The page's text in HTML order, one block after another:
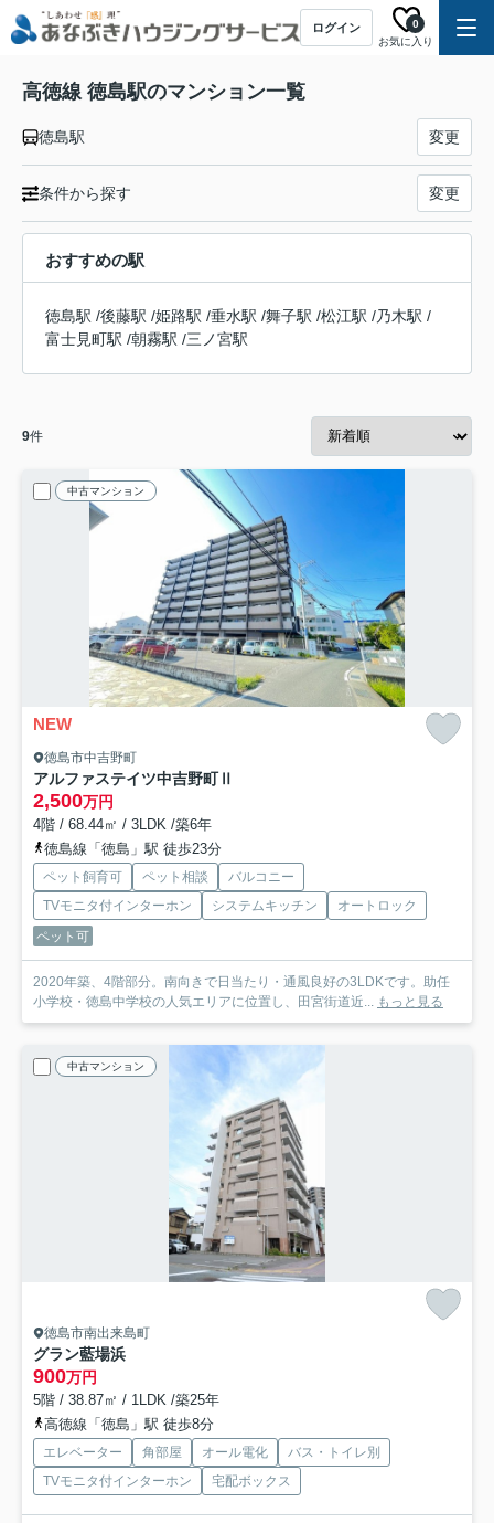
ログイン
お気に入り
0
高徳線 徳島駅のマンション一覧
徳島駅 変更
条件から探す 変更
おすすめの駅
徳島駅 /後藤駅 /姫路駅 /垂水駅 /舞子駅 /松江駅 /乃木駅 /
富士見町駅 /朝霧駅 /三ノ宮駅
9件
中古マンション
NEW
徳島市中吉野町
アルファステイツ中吉野町Ⅱ
2,500万円
4階 / 68.44㎡ / 3LDK /築6年
徳島線「徳島」駅 徒歩23分
ペット飼育可 ペット相談
バルコニー
TVモニタ付インターホン
システムキッチン
オートロック
ペット可
2020年築、4階部分。南向きで日当たり・通風良好の3LDKです。助任
小学校・徳島中学校の人気エリアに位置し、田宮街道近... もっと見る
中古マンション
徳島市南出来島町
グラン藍場浜
900万円
5階 / 38.87㎡ / 1LDK /築25年
高徳線「徳島」駅 徒歩8分
エレベーター 角部屋 オール電化
バス・トイレ別
TVモニタ付インターホン
宅配ボックス